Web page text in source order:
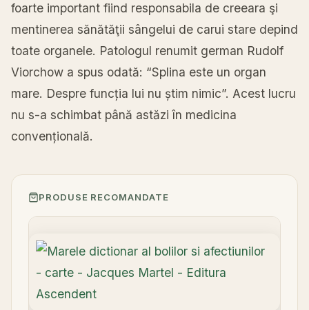
foarte important fiind responsabila de creeara şi
mentinerea sănătăţii sângelui de carui stare depind
toate organele. Patologul renumit german Rudolf
Viorchow a spus odată: “Splina este un organ
mare. Despre funcția lui nu știm nimic”. Acest lucru
nu s-a schimbat până astăzi în medicina
convențională.
PRODUSE RECOMANDATE